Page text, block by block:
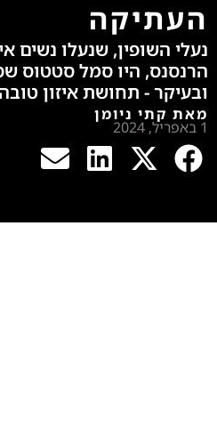
העתיקה
נעלי השופין, שנעלו נשים
הרנסנס, היו סמל סטטוס
ובעיקר - תחושת איזון טובה
מאת קתי ניומן
1 באפריל, 2024